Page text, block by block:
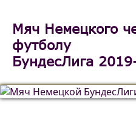
Мяч Немецкого
футболу
БундесЛига